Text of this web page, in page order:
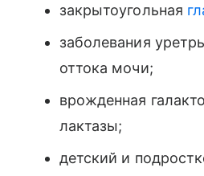
закрытоугольная
заболевания
оттока мочи;
врожденная
лактазы;
детский и